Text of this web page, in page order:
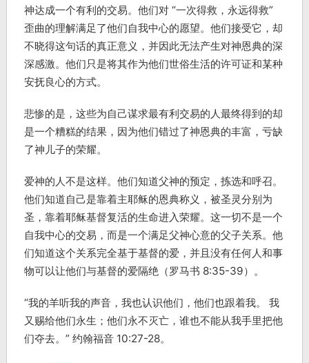
神达成一个有利的交易。他们对 “一次得救，永远得救”
歪曲的理解满足了他们自我中心的愿望。他们接受它，却
不晓得这句话的真正意义，并因此无法产生对神恩典的深
深感激。他们只是将其作为他们世俗生活的许可证和某种
安抚良心的方式。
悲惨的是，这些为自己谋求最有利交易的人最终得到的却
是一个糟糕的结果，因为他们错过了神恩典的丰富，亏缺
了神儿子的荣耀。
爱神的人不是这样。他们知道父神的预定，拣选和呼召。
他们知道自己是靠着主耶稣的恩典称义，被圣灵分别为
圣，靠着耶稣基督复活的生命进入荣耀。这一切不是一个
自我中心的交易，而是一个满足父神心意的父子关系。他
们知道这个关系完全基于基督的爱，并且没有任何人和事
物可以让他们与基督的爱隔绝（罗马书 8:35-39）。
“我的羊听我的声音，我也认识他们，他们也跟着我。 我
又赐给他们永生；他们永不灭亡，谁也不能从我手里把他
们夺去。” 约翰福音 10:27-28。